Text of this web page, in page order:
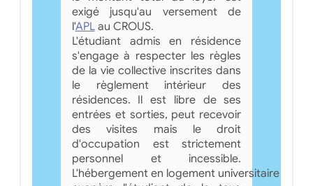
exigé jusqu'au versement de
l'APLau CROUS.
L'étudiant admis en résidence
s'engage à respecter les règles
de la vie collective inscrites dans
le règlement intérieur des
résidences. Il est libre de ses
entrées et sorties, peut recevoir
des visites mais le droit
d'occupation est strictement
personnel et incessible.
L'hébergement en logement universitaire